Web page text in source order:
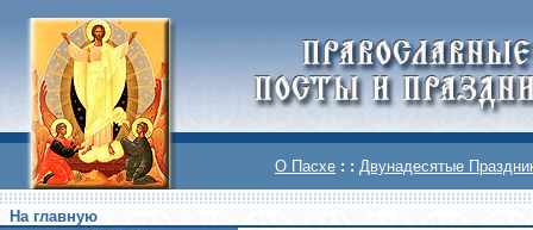
О Пасхе : : Двунадесятые
На главную